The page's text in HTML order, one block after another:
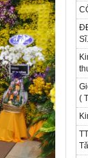
Sĩ.
(